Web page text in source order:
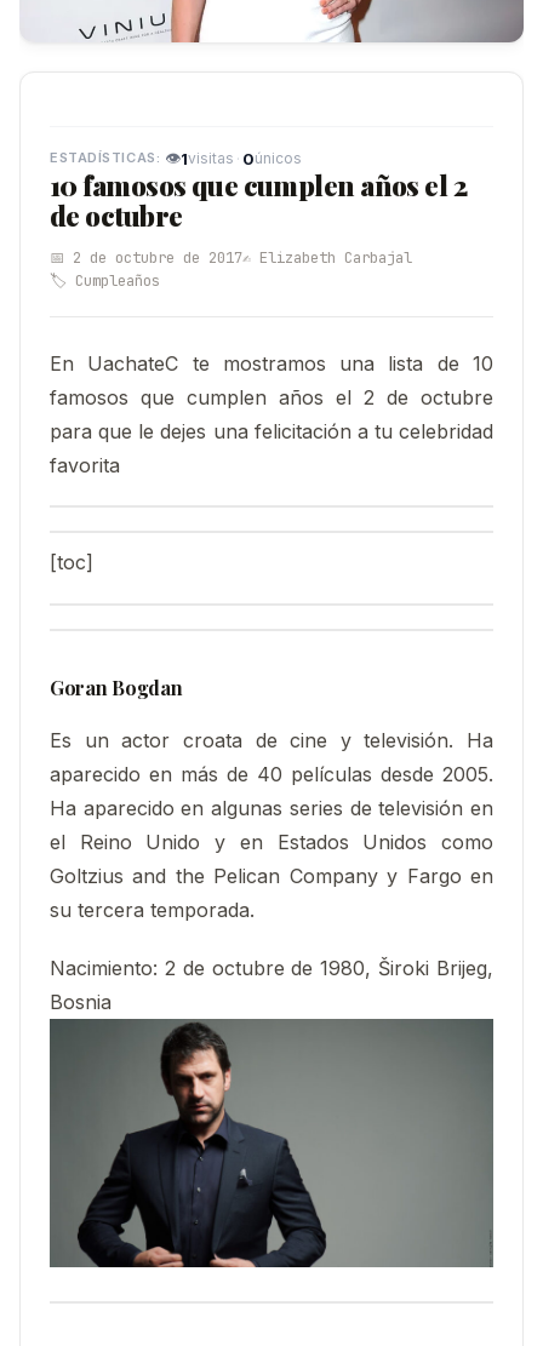
👁1visitas · 0únicos
10 famosos que cumplen años el 2
de octubre
📅 2 de octubre de 2017✍️ Elizabeth Carbajal
🏷️ Cumpleaños
En UachateC te mostramos una lista de 10
famosos que cumplen años el 2 de octubre
para que le dejes una felicitación a tu celebridad
favorita
[toc]
Goran Bogdan
Es un actor croata de cine y televisión. Ha
aparecido en más de 40 películas desde 2005.​
Ha aparecido en algunas series de televisión en
el Reino Unido y en Estados Unidos como
Goltzius and the Pelican Company y Fargo en
su tercera temporada.​
Nacimiento: 2 de octubre de 1980, Široki Brijeg,
Bosnia